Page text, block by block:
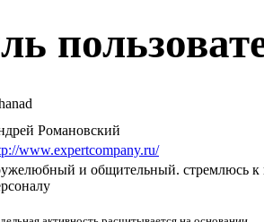
Романовский
www.expertcompany.ru/
и общительный. стремлюсь